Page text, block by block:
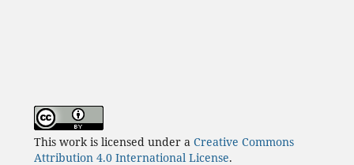
This work is licensed under a Creative Commons
Attribution 4.0 International License.